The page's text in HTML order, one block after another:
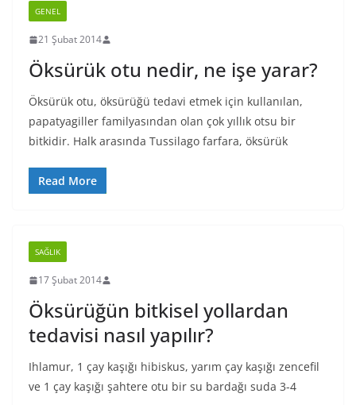
GENEL
21 Şubat 2014
Öksürük otu nedir, ne işe yarar?
Öksürük otu, öksürüğü tedavi etmek için kullanılan,
papatyagiller familyasından olan çok yıllık otsu bir
bitkidir. Halk arasında Tussilago farfara, öksürük
Read More
SAĞLIK
17 Şubat 2014
Öksürüğün bitkisel yollardan
tedavisi nasıl yapılır?
Ihlamur, 1 çay kaşığı hibiskus, yarım çay kaşığı zencefil
ve 1 çay kaşığı şahtere otu bir su bardağı suda 3-4